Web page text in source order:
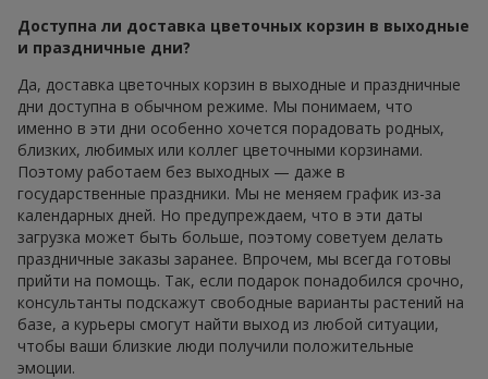
Доступна ли доставка цветочных корзин в выходные
и праздничные дни?
Да, доставка цветочных корзин в выходные и праздничные
дни доступна в обычном режиме. Мы понимаем, что
именно в эти дни особенно хочется порадовать родных,
близких, любимых или коллег цветочными корзинами.
Поэтому работаем без выходных — даже в
государственные праздники. Мы не меняем график из-за
календарных дней. Но предупреждаем, что в эти даты
загрузка может быть больше, поэтому советуем делать
праздничные заказы заранее. Впрочем, мы всегда готовы
прийти на помощь. Так, если подарок понадобился срочно,
консультанты подскажут свободные варианты растений на
базе, а курьеры смогут найти выход из любой ситуации,
чтобы ваши близкие люди получили положительные
эмоции.